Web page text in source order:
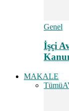
Genel
İşçi
MAKALE
Tümü